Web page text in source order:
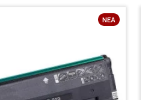
ΝΈΑ